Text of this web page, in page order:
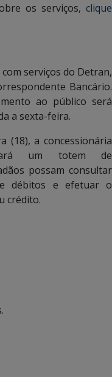
os serviços, clique
serviços do Detran,
Bancário.
ao público será
a sexta-feira.
(18), a concessionária
um totem de
possam consultar
débitos e efetuar o
crédito.